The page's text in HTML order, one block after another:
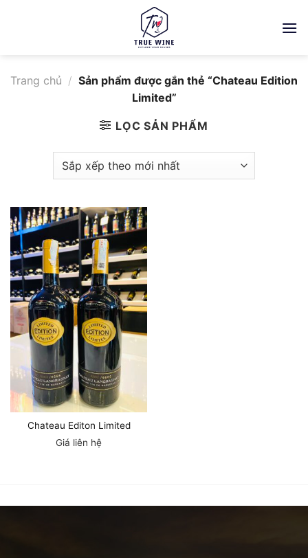
Trang chủ / Sản phẩm được gắn thẻ “Chateau Edition
Limited”
LỌC SẢN PHẨM
Chateau Editon Limited
Giá liên hệ